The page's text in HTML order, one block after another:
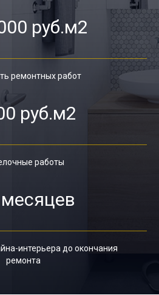
руб.м2
ремонтных работ
руб.м2
работы
интерьера до окончания
ремонта